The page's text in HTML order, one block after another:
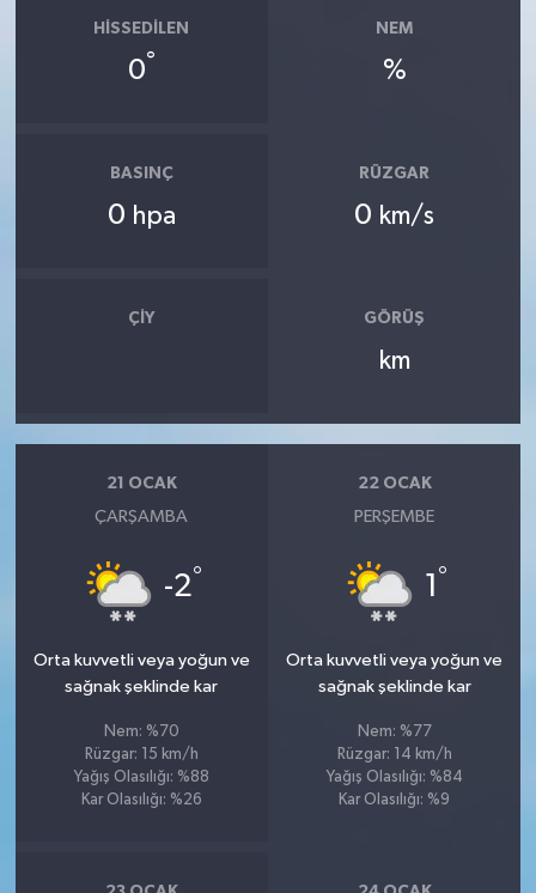
HISSEDILEN
0°
NEM
%
BASINÇ
0 hpa
RÜZGAR
0 km/s
ÇIY GÖRÜŞ
km
21 OCAK
ÇARŞAMBA
-2°
Orta kuvvetli veya yoğun ve
sağnak şeklinde kar
Nem: %70
Rüzgar: 15 km/h
Yağış Olasılığı: %88
Kar Olasılığı: %26
22 OCAK
PERŞEMBE
1 °
Orta kuvvetli veya yoğun ve
sağnak şeklinde kar
Nem: %77
Rüzgar: 14 km/h
Yağış Olasılığı: %84
Kar Olasılığı: %9